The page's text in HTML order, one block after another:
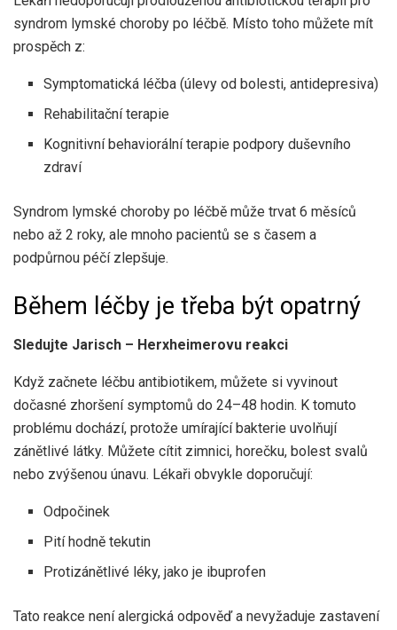
syndrom lymské choroby po léčbě. Místo toho můžete mít
prospěch z:
Symptomatická léčba (úlevy od bolesti, antidepresiva)
Rehabilitační terapie
Kognitivní behaviorální terapie podpory duševního
zdraví
Syndrom lymské choroby po léčbě může trvat 6 měsíců
nebo až 2 roky, ale mnoho pacientů se s časem a
podpůrnou péčí zlepšuje.
Během léčby je třeba být opatrný
Sledujte Jarisch – Herxheimerovu reakci
Když začnete léčbu antibiotikem, můžete si vyvinout
dočasné zhoršení symptomů do 24–48 hodin. K tomuto
problému dochází, protože umírající bakterie uvolňují
zánětlivé látky. Můžete cítit zimnici, horečku, bolest svalů
nebo zvýšenou únavu. Lékaři obvykle doporučují:
Odpočinek
Pití hodně tekutin
Protizánětlivé léky, jako je ibuprofen
Tato reakce není alergická odpověď a nevyžaduje zastavení